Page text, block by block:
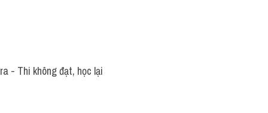
- Thi không đạt, học lại